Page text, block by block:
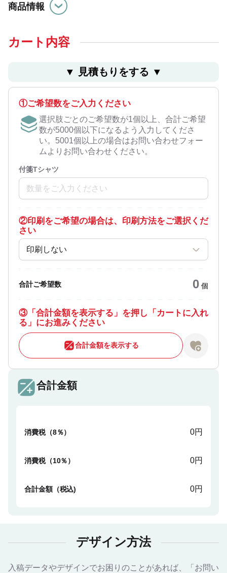
スもしっかりあります。
普段の付箋と違って遊び心があります。
PR効果は抜群です。
また、20枚ごとに付箋の色が変わる3色構造で楽しく使用
ユニフォームデザインにしてみたり、自社の企業ユニフォ
ームをデザインしてみたりとバリエーションは自由自在で
す。
商品情報
カート内容
▼ ⾒積もりをする ▼
①ご希望数をご入力ください
選択肢ごとのご希望数が1個以上、合計ご希望
数が5000個以下になるよう入力してくださ
い。5001個以上の場合はお問い合わせフォー
ムよりお問い合わせください。
付箋Tシャツ
②印刷をご希望の場合は、印刷方法をご選択くだ
さい
印刷しない
合計ご希望数 0 個
③「合計金額を表示する」を押し「カートに入れ
る」にお進みください
合計金額を表示する
合計金額
消費税（8％） 0円
消費税（10％） 0円
合計金額（税込) 0円
デザイン方法
入稿データやデザインでお困りのことがあれば、「お問い